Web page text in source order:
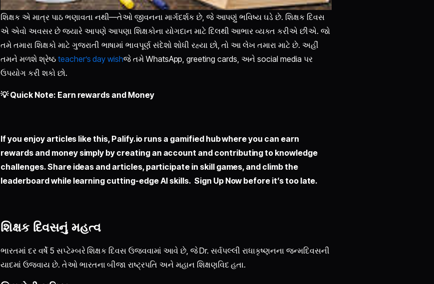
શિક્ષક એ માત્ર પાઠ ભણાવતા નથી—તેઓ જીવનના માર્ગદર્શક છે, જે આપણું ભવિષ્ય ઘડે છે. શિક્ષક દિવસ
એ એવો અવસર છે જ્યારે આપણે આપણા શિક્ષકોના યોગદાન માટે દિલથી આભાર વ્યક્ત કરીએ છીએ. જો
તમે તમારા શિક્ષકો માટે ગુજરાતી ભાષામાં ભાવપૂર્ણ સંદેશો શોધી રહ્યા છો, તો આ લેખ તમારા માટે છે. અહીં
તમને મળશે શ્રેષ્ઠ teacher’s day wishજે તમે WhatsApp, greeting cards, અને social media પર
ઉપયોગ કરી શકો છો.
💡 Quick Note: Earn rewards and Money
If you enjoy articles like this, Palify.io runs a gamified hub where you can earn
rewards and money simply by creating an account and contributing to knowledge
challenges. Share ideas and articles, participate in skill games, and climb the
leaderboard while learning cutting-edge AI skills. Sign Up Now before it’s too late.
શિક્ષક દિવસનું મહત્વ
ભારતમાં દર વર્ષે 5 સપ્ટેમ્બરે શિક્ષક દિવસ ઉજવવામાં આવે છે, જે Dr. સર્વપલ્લી રાધાકૃષ્ણનના જન્મદિવસની
યાદમાં ઉજવાય છે. તેઓ ભારતના બીજા રાષ્ટ્રપતિ અને મહાન શિક્ષણવિદ હતા.